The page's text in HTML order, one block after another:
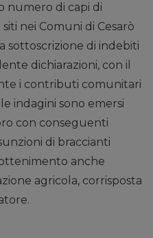
numero di capi di
nei Comuni di Cesarò
sottoscrizione di indebiti
dichiarazioni, con il
i contributi comunitari
indagini sono emersi
con conseguenti
di braccianti
anche
agricola, corrisposta